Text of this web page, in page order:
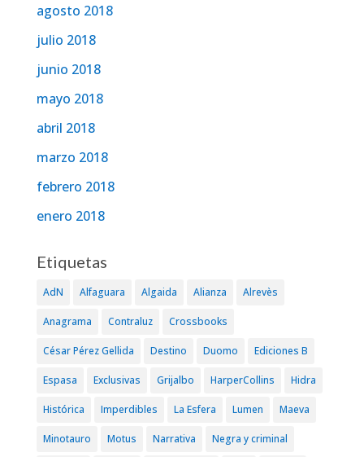
agosto 2018
julio 2018
junio 2018
mayo 2018
abril 2018
marzo 2018
febrero 2018
enero 2018
Etiquetas
AdN Alfaguara Algaida Alianza Alrevès
Anagrama Contraluz Crossbooks
César Pérez Gellida Destino Duomo Ediciones B
Espasa Exclusivas Grijalbo HarperCollins Hidra
Histórica Imperdibles La Esfera Lumen Maeva
Minotauro Motus Narrativa Negra y criminal